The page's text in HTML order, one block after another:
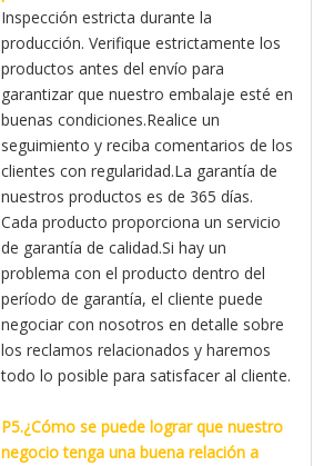
Inspección estricta durante la
producción. Verifique estrictamente los
productos antes del envío para
garantizar que nuestro embalaje esté en
buenas condiciones.Realice un
seguimiento y reciba comentarios de los
clientes con regularidad.La garantía de
nuestros productos es de 365 días.
Cada producto proporciona un servicio
de garantía de calidad.Si hay un
problema con el producto dentro del
período de garantía, el cliente puede
negociar con nosotros en detalle sobre
los reclamos relacionados y haremos
todo lo posible para satisfacer al cliente.
P5.¿Cómo se puede lograr que nuestro
negocio tenga una buena relación a